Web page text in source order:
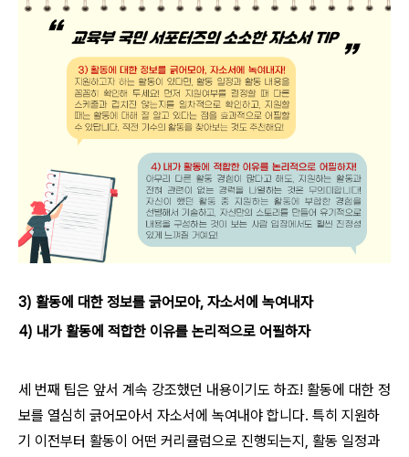
3) 활동에 대한 정보를 긁어모아, 자소서에 녹여내자
4) 내가 활동에 적합한 이유를 논리적으로 어필하자
세 번째 팁은 앞서 계속 강조했던 내용이기도 하죠! 활동에 대한 정
보를 열심히 긁어모아서 자소서에 녹여내야 합니다. 특히 지원하
기 이전부터 활동이 어떤 커리큘럼으로 진행되는지, 활동 일정과